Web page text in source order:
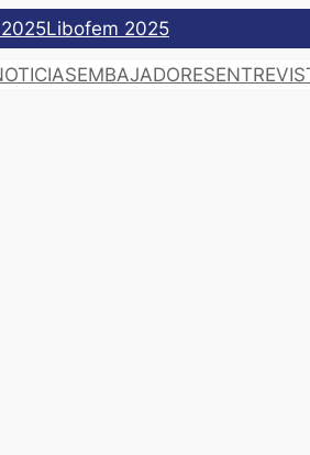
Libofem 2025
EMBAJADORES